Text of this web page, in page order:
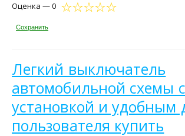
Оценка — 0
Сохранить
Легкий выключатель
автомобильной схемы
установкой и удобным
пользователя купить